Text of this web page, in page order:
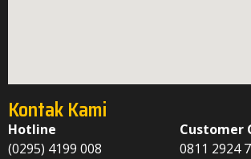
Kontak Kami
Hotline
(0295) 4199 008
Customer
0811 2924